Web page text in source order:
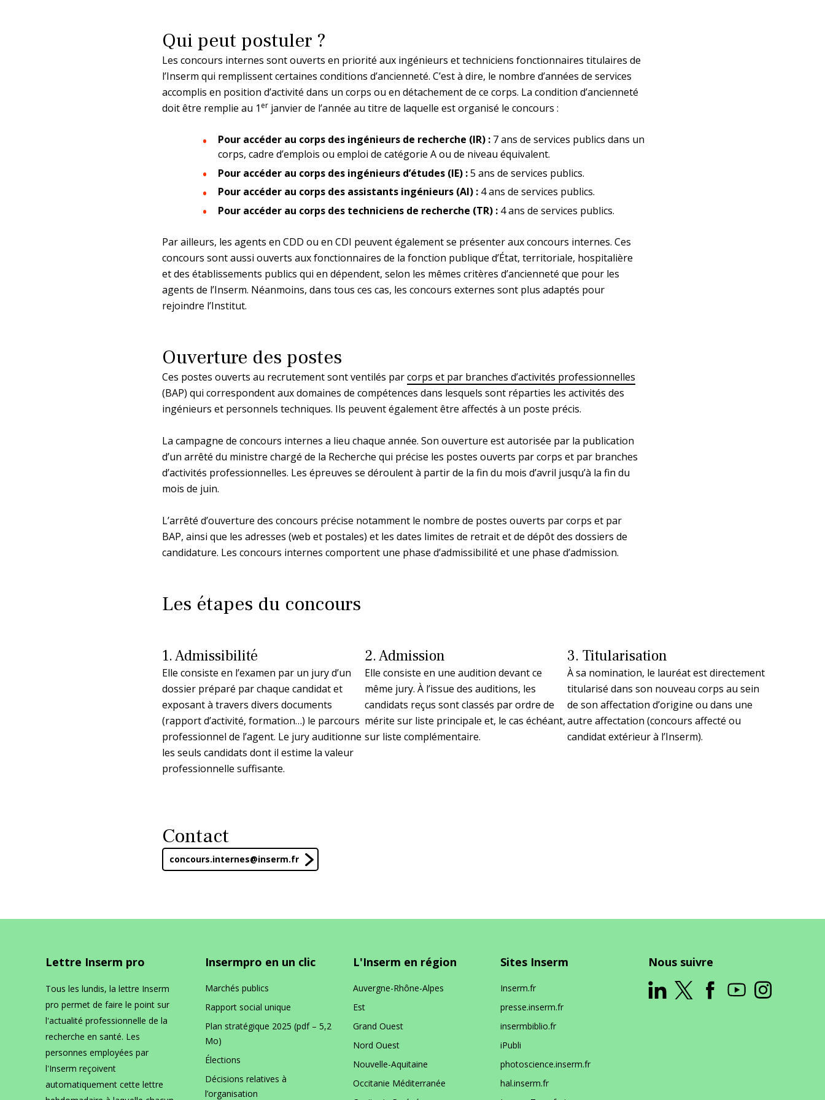
Qui peut postuler ?
Les concours internes sont ouverts en priorité aux ingénieurs et techniciens fonctionnaires titulaires de
l’Inserm qui remplissent certaines conditions d’ancienneté. C’est à dire, le nombre d’années de services
accomplis en position d’activité dans un corps ou en détachement de ce corps. La condition d’ancienneté
doit être remplie au 1 er janvier de l’année au titre de laquelle est organisé le concours :
Pour accéder au corps des ingénieurs de recherche (IR) : 7 ans de services publics dans un
corps, cadre d’emplois ou emploi de catégorie A ou de niveau équivalent.
Pour accéder au corps des ingénieurs d’études (IE) :5 ans de services publics.
Pour accéder au corps des assistants ingénieurs (AI) : 4 ans de services publics.
Pour accéder au corps des techniciens de recherche (TR) : 4 ans de services publics.
Par ailleurs, les agents en CDD ou en CDI peuvent également se présenter aux concours internes. Ces
concours sont aussi ouverts aux fonctionnaires de la fonction publique d’État, territoriale, hospitalière
et des établissements publics qui en dépendent, selon les mêmes critères d’ancienneté que pour les
agents de l’Inserm. Néanmoins, dans tous ces cas, les concours externes sont plus adaptés pour
rejoindre l’Institut.
Ouverture des postes
Ces postes ouverts au recrutement sont ventilés parcorps et par branches d’activités professionnelles
(BAP) qui correspondent aux domaines de compétences dans lesquels sont réparties les activités des
ingénieurs et personnels techniques. Ils peuvent également être affectés à un poste précis.
La campagne de concours internes a lieu chaque année. Son ouverture est autorisée par la publication
d’un arrêté du ministre chargé de la Recherche qui précise les postes ouverts par corps et par branches
d’activités professionnelles. Les épreuves se déroulent à partir de la fin du mois d’avril jusqu’à la fin du
mois de juin.
L’arrêté d’ouverture des concours précise notamment le nombre de postes ouverts par corps et par
BAP, ainsi que les adresses (web et postales) et les dates limites de retrait et de dépôt des dossiers de
candidature. Les concours internes comportent une phase d’admissibilité et une phase d’admission.
Les étapes du concours
1. Admissibilité
Elle consiste en l’examen par un jury d’un
dossier préparé par chaque candidat et
exposant à travers divers documents
(rapport d’activité, formation…) le parcours
professionnel de l’agent. Le jury auditionne
les seuls candidats dont il estime la valeur
professionnelle suffisante.
2. Admission
Elle consiste en une audition devant ce
même jury. À l’issue des auditions, les
candidats reçus sont classés par ordre de
mérite sur liste principale et, le cas échéant,
sur liste complémentaire.
3. Titularisation
À sa nomination, le lauréat est directement
titularisé dans son nouveau corps au sein
de son affectation d’origine ou dans une
autre affectation (concours affecté ou
candidat extérieur à l’Inserm).
Contact
concours.internes@inserm.fr
Lettre Inserm pro
Tous les lundis, la lettre Inserm
pro permet de faire le point sur
l'actualité professionnelle de la
recherche en santé. Les
personnes employées par
l'Inserm reçoivent
automatiquement cette lettre
Insermpro en un clic
Marchés publics
Rapport social unique
Plan stratégique 2025 (pdf – 5,2
Mo)
Élections
Décisions relatives à
l’organisation
L'Inserm en région
Auvergne-Rhône-Alpes
Est
Grand Ouest
Nord Ouest
Nouvelle-Aquitaine
Occitanie Méditerranée
Sites Inserm
Inserm.fr
presse.inserm.fr
insermbiblio.fr
iPubli
photoscience.inserm.fr
hal.inserm.fr
Nous suivre